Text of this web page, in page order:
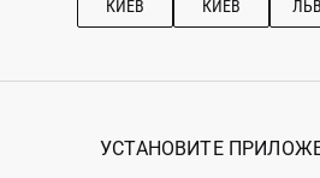
КИЕВ КИЕВ
УСТАНОВИТЕ